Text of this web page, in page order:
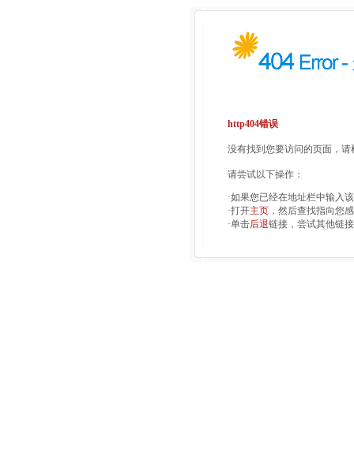
http404错误
没有找到您要访问的页面，
请尝试以下操作：
·如果您已经在地址栏中输入
·打开主页 ，然后查找指向您
·单击后退链接，尝试其他链